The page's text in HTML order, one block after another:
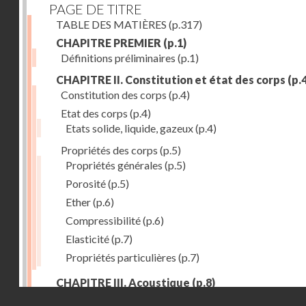
PAGE DE TITRE
TABLE DES MATIÈRES (p.317)
CHAPITRE PREMIER (p.1)
Définitions préliminaires (p.1)
CHAPITRE II. Constitution et état des corps
Constitution des corps (p.4)
Etat des corps (p.4)
Etats solide, liquide, gazeux(p.4)
Propriétés des corps (p.5)
Propriétés générales (p.5)
Porosité(p.5)
Ether(p.6)
Compressibilité(p.6)
Elasticité(p.7)
Propriétés particulières (p.7)
CHAPITRE III. Acoustique (p.8)